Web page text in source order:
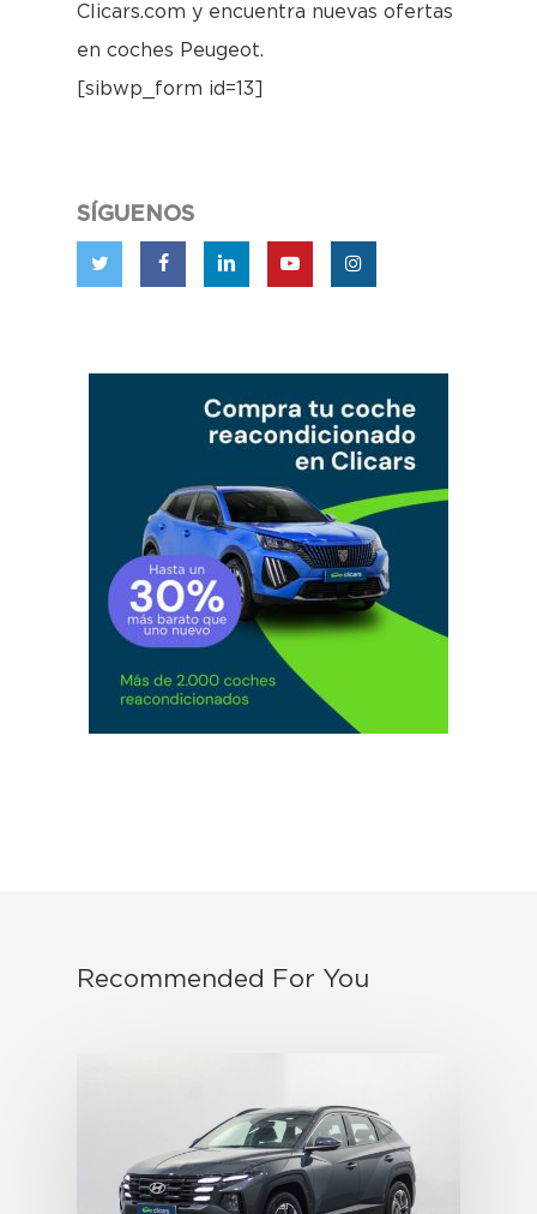
Clicars.com y encuentra nuevas ofertas
en coches Peugeot.
[sibwp_form id=13]
SÍGUENOS
Recommended For You